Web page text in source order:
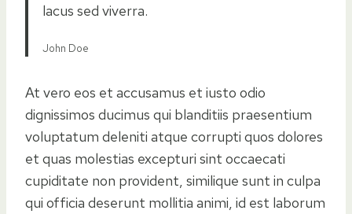
lacus sed viverra.
John Doe
At vero eos et accusamus et iusto odio
dignissimos ducimus qui blanditiis praesentium
voluptatum deleniti atque corrupti quos dolores
et quas molestias excepturi sint occaecati
cupiditate non provident, similique sunt in culpa
qui officia deserunt mollitia animi, id est laborum